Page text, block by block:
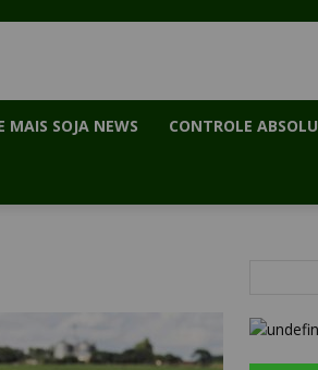
MAIS SOJA NEWS CONTROLE